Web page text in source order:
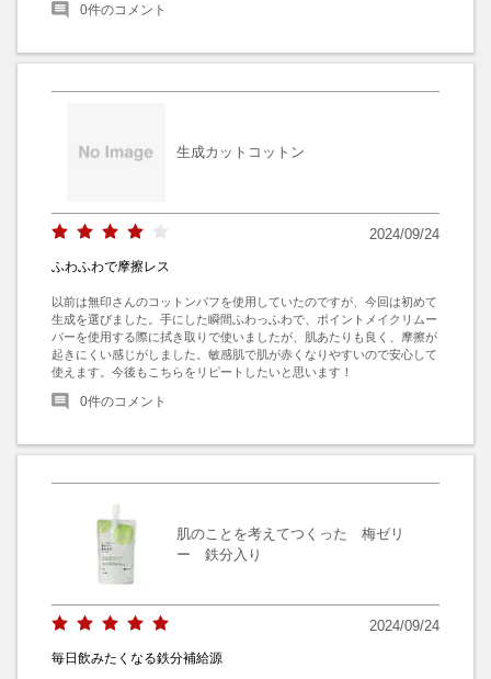
0件のコメント
生成カットコットン
2024/09/24
ふわふわで摩擦レス
以前は無印さんのコットンパフを使用していたのですが、今回は初めて
生成を選びました。手にした瞬間ふわっふわで、ポイントメイクリムー
バーを使用する際に拭き取りで使いましたが、肌あたりも良く、摩擦が
起きにくい感じがしました。敏感肌で肌が赤くなりやすいので安心して
使えます。今後もこちらをリピートしたいと思います！
0件のコメント
肌のことを考えてつくった 梅ゼリ
ー 鉄分入り
2024/09/24
毎日飲みたくなる鉄分補給源